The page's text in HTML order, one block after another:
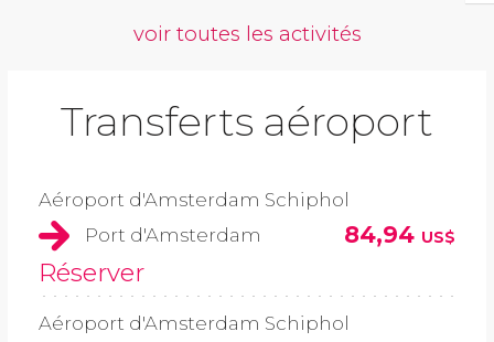
voir toutes les activités
Transferts aéroport
Aéroport d'Amsterdam Schiphol
Port d'Amsterdam
84,94 US$
Réserver
Aéroport d'Amsterdam Schiphol